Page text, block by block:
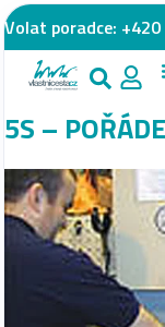
Volat poradce:
5S –